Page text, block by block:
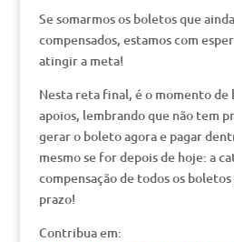
Se somarmos os boletos que
compensados, estamos com
atingir a meta!
Nesta reta final, é o momento de
apoios, lembrando que não tem
gerar o boleto agora e pagar
mesmo se for depois de hoje: a
compensação de todos os
prazo!
Contribua em: